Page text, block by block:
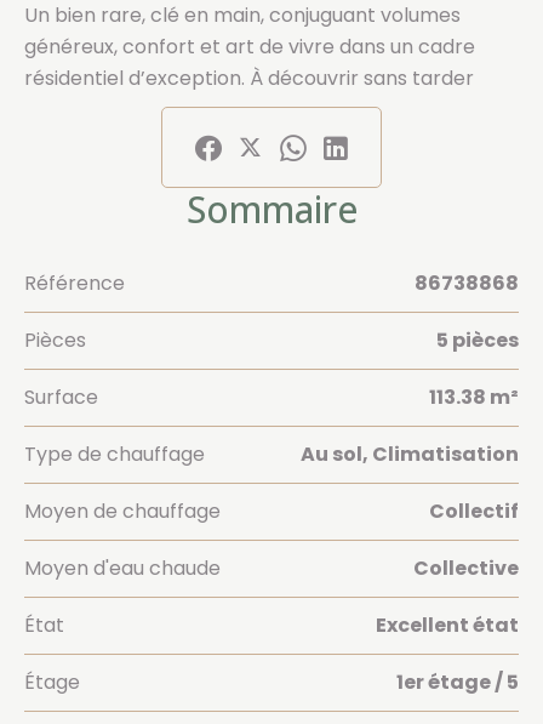
Un bien rare, clé en main, conjuguant volumes
généreux, confort et art de vivre dans un cadre
résidentiel d’exception. À découvrir sans tarder
Sommaire
Référence 86738868
Pièces 5 pièces
Surface 113.38 m²
Type de chauffage Au sol, Climatisation
Moyen de chauffage Collectif
Moyen d'eau chaude Collective
État Excellent état
Étage 1er étage / 5